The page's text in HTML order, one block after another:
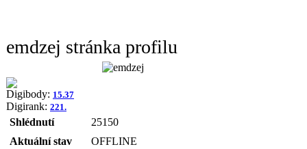
emdzej stránka profilu
Digibody: 15.37
Digirank: 221.
Shlédnutí
25150
Aktuální stav
OFFLINE